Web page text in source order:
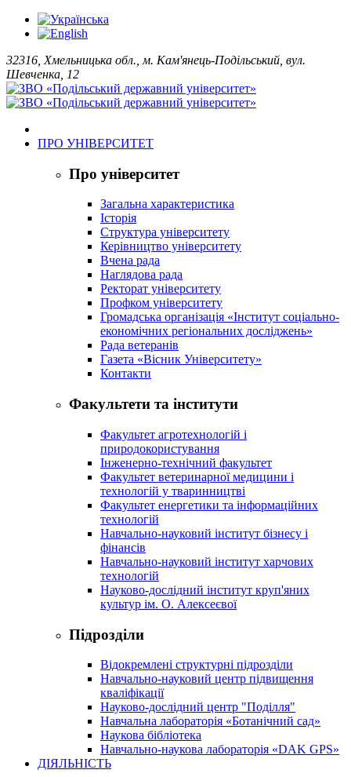
32316, Хмельницька обл., м. Кам'янець-Подільський, вул.
Шевченка, 12
ПРО УНІВЕРСИТЕТ
Про університет
Загальна характеристика
Історія
Структура університету
Керівництво університету
Вчена рада
Наглядова рада
Ректорат університету
Профком університету
Громадська організація «Інститут соціально-
економічних регіональних досліджень»
Рада ветеранів
Газета «Вісник Університету»
Контакти
Факультети та інститути
Факультет агротехнологій і
природокористування
Інженерно-технічний факультет
Факультет ветеринарної медицини і
технологій у тваринництві
Факультет енергетики та інформаційних
технологій
Навчально-науковий інститут бізнесу і
фінансів
Навчально-науковий інститут харчових
технологій
Науково-дослідний інститут круп'яних
культур ім. О. Алексеєвої
Підрозділи
Відокремлені структурні підрозділи
Навчально-науковий центр підвищення
кваліфікації
Науково-дослідний центр "Поділля"
Навчальна лабораторія «Ботанічний сад»
Наукова бібліотека
Навчально-наукова лабораторія «DAK GPS»
ДІЯЛЬНІСТЬ